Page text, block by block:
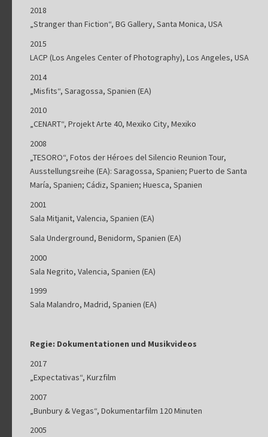
2018
„Stranger than Fiction“, BG Gallery, Santa Monica, USA
2015
LACP (Los Angeles Center of Photography), Los Angeles, USA
2014
„Misfits“, Saragossa, Spanien (EA)
2010
„CENART“, Projekt Arte 40, Mexiko City, Mexiko
2008
„TESORO“, Fotos der Héroes del Silencio Reunion Tour,
Ausstellungsreihe (EA): Saragossa, Spanien; Puerto de Santa
María, Spanien; Cádiz, Spanien; Huesca, Spanien
2001
Sala Mitjanit, Valencia, Spanien (EA)
Sala Underground, Benidorm, Spanien (EA)
2000
Sala Negrito, Valencia, Spanien (EA)
1999
Sala Malandro, Madrid, Spanien (EA)
Regie: Dokumentationen und Musikvideos
2017
„Expectativas“, Kurzfilm
2007
„Bunbury & Vegas“, Dokumentarfilm 120 Minuten
2005